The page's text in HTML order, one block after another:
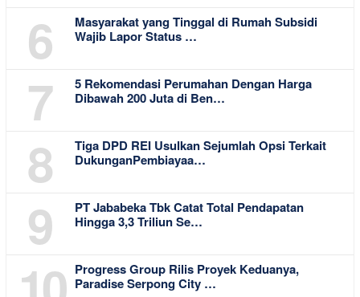
6
Masyarakat yang Tinggal di Rumah Subsidi
Wajib Lapor Status …
7
5 Rekomendasi Perumahan Dengan Harga
Dibawah 200 Juta di Ben…
8
Tiga DPD REI Usulkan Sejumlah Opsi Terkait
DukunganPembiayaa…
9
PT Jababeka Tbk Catat Total Pendapatan
Hingga 3,3 Triliun Se…
Progress Group Rilis Proyek Keduanya,
Paradise Serpong City …